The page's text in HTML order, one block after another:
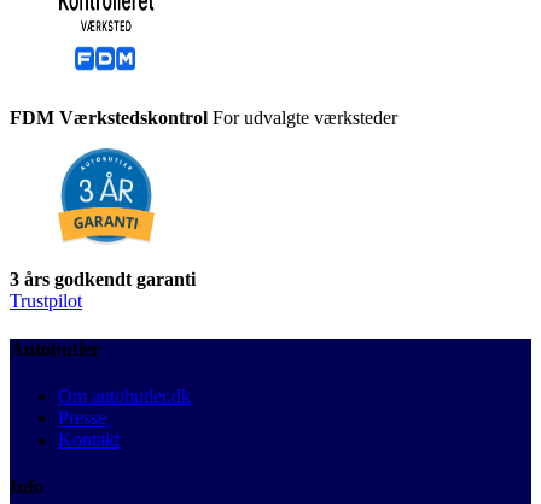
FDM Værkstedskontrol For udvalgte værksteder
3 års godkendt garanti
Trustpilot
Autobutler
Om autobutler.dk
Presse
Kontakt
Info